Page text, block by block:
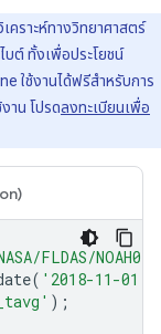
คราะห์ทางวิทยาศาสตร์
ต์ ทั้งเพื่อประโยชน์
ใช้งานได้ฟรีสำหรับการ
าน โปรดลงทะเบียนเพื่อ
FLDAS/
( '2018-11-01'
);